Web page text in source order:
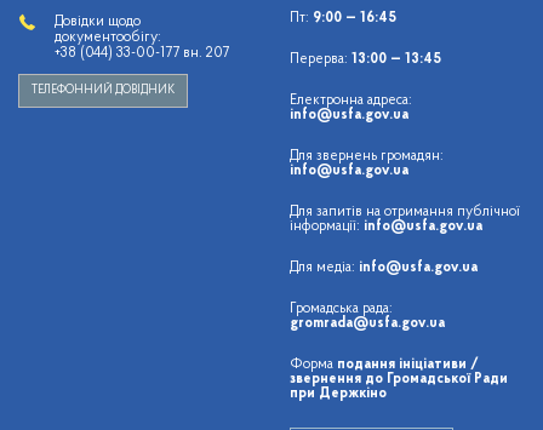
Довідки щодо
документообігу:
+38 (044) 33-00-177 вн. 207
ТЕЛЕФОННИЙ ДОВІДНИК
Пт: 9:00 — 16:45
Перерва: 13:00 — 13:45
Електронна адреса:
info@usfa.gov.ua
Для звернень громадян:
info@usfa.gov.ua
Для запитів на отримання публічної
інформації: info@usfa.gov.ua
Для медіа: info@usfa.gov.ua
Громадська рада:
gromrada@usfa.gov.ua
Форма подання ініціативи /
звернення до Громадської Ради
при Держкіно